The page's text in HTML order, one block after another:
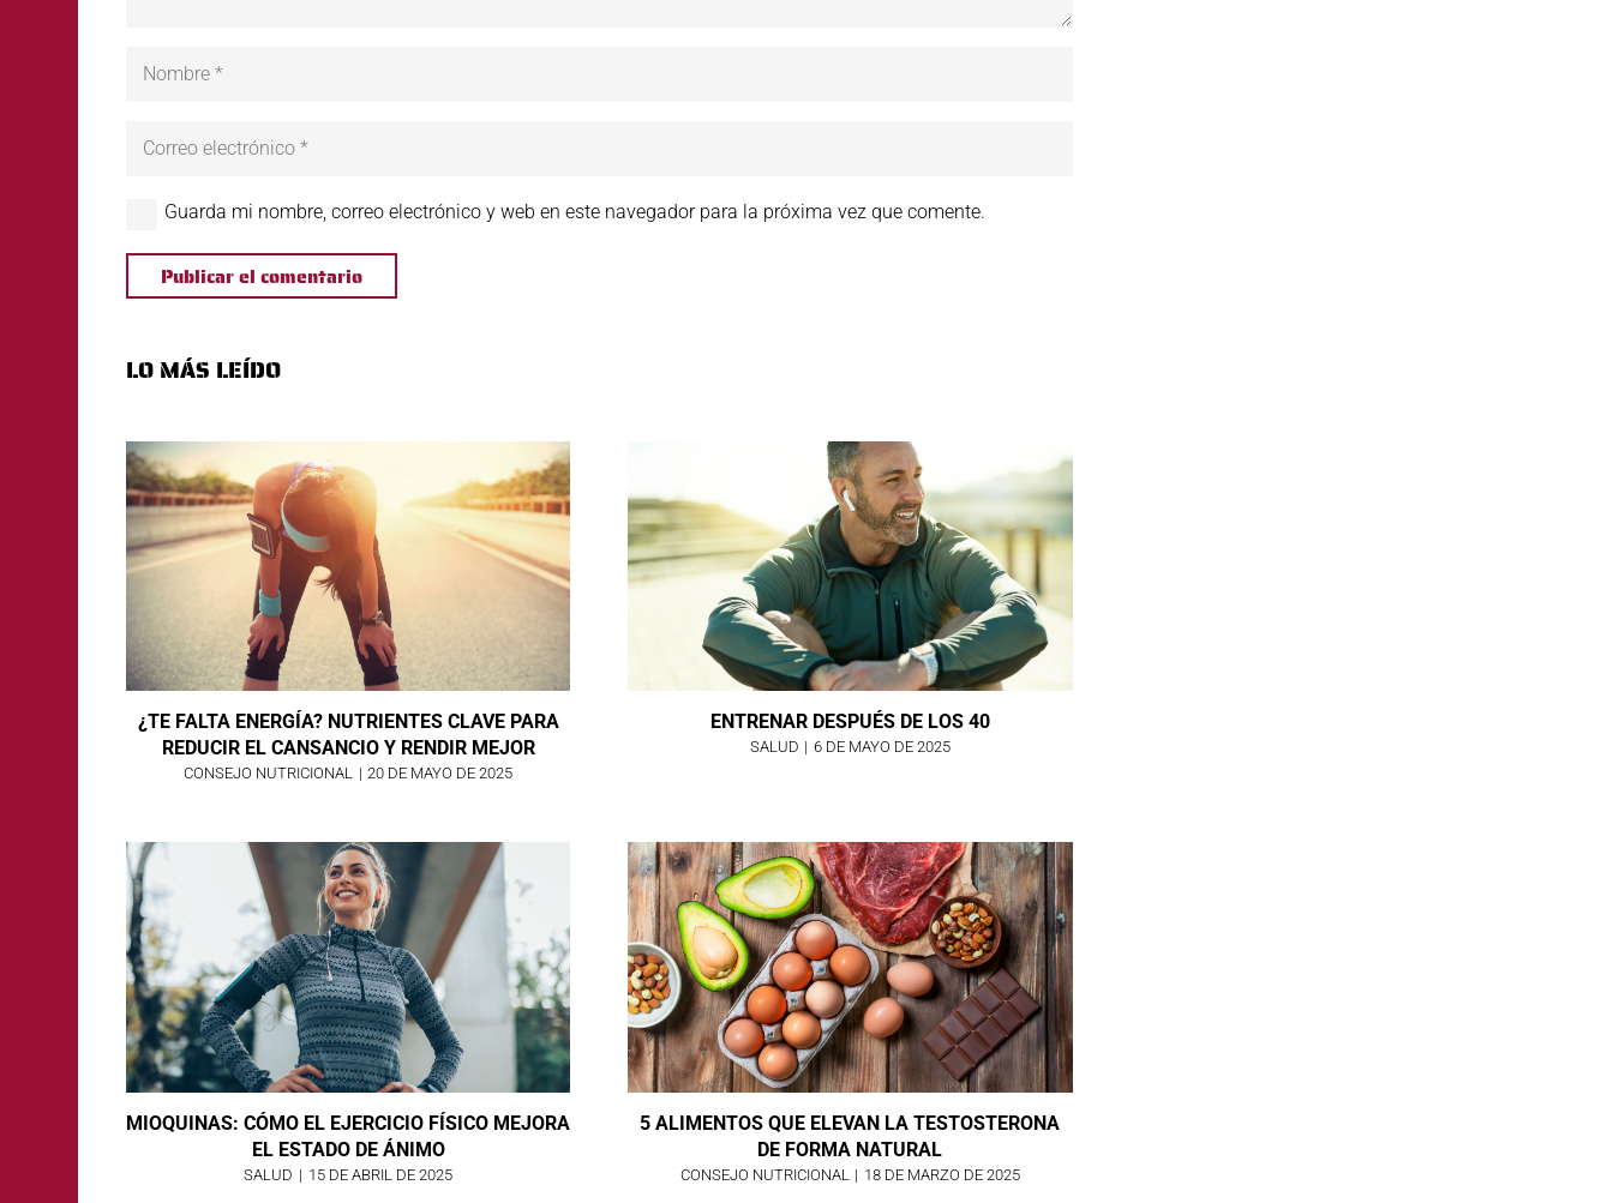
Guarda mi nombre, correo electrónico y web en este navegador para la próxima vez que comente.
Publicar el comentario
LO MÁS LEÍDO
¿TE FALTA ENERGÍA? NUTRIENTES CLAVE PARA
REDUCIR EL CANSANCIO Y RENDIR MEJOR
CONSEJO NUTRICIONAL | 20 DE MAYO DE 2025
ENTRENAR DESPUÉS DE LOS 40
SALUD | 6 DE MAYO DE 2025
MIOQUINAS: CÓMO EL EJERCICIO FÍSICO MEJORA
EL ESTADO DE ÁNIMO
SALUD | 15 DE ABRIL DE 2025
5 ALIMENTOS QUE ELEVAN LA TESTOSTERONA
DE FORMA NATURAL
CONSEJO NUTRICIONAL | 18 DE MARZO DE 2025